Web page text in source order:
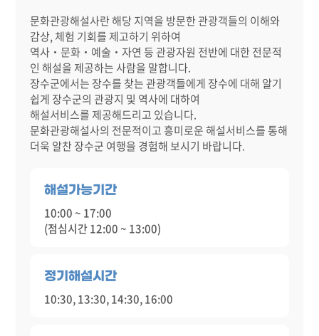
문화관광해설사란 해당 지역을 방문한 관광객들의 이해와
감상, 체험 기회를 제고하기 위하여
역사‧문화‧예술‧자연 등 관광자원 전반에 대한 전문적
인 해설을 제공하는 사람을 말합니다.
장수군에서는 장수를 찾는 관광객들에게 장수에 대해 알기
쉽게 장수군의 관광지 및 역사에 대하여
해설서비스를 제공해드리고 있습니다.
문화관광해설사의 전문적이고 흥미로운 해설서비스를 통해
더욱 알찬 장수군 여행을 경험해 보시기 바랍니다.
해설가능기간
10:00 ~ 17:00
(점심시간 12:00 ~ 13:00)
정기해설시간
10:30, 13:30, 14:30, 16:00